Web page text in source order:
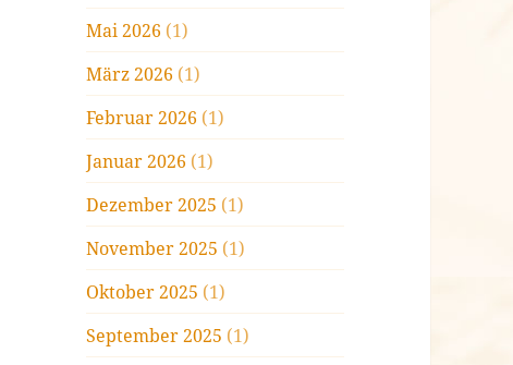
Mai 2026 (1)
März 2026 (1)
Februar 2026 (1)
Januar 2026 (1)
Dezember 2025 (1)
November 2025 (1)
Oktober 2025 (1)
September 2025 (1)